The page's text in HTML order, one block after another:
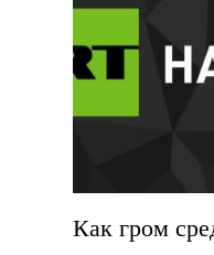
Как гром